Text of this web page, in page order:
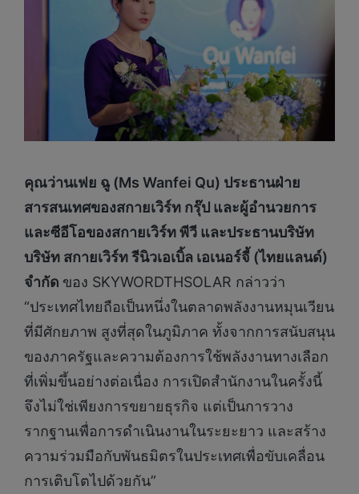
คุณว่านเฟย ฉู (Ms Wanfei Qu) ประธานฝ่าย
สารสนเทศของสกายเวิร์ท กรุ๊ป และผู้อำนวยการ
และซีอีโอของสกายเวิร์ท พีวี และประธานบริษัท
บริษัท สกายเวิร์ท รีนิวเอเบิ้ล เอเนอร์จี้ (ไทยแลนด์)
จำกัด ของ SKYWORDTHSOLAR กล่าวว่า
“ประเทศไทยถือเป็นหนึ่งในตลาดพลังงานหมุนเวียน
ที่มีศักยภาพ สูงที่สุดในภูมิภาค ทั้งจากการสนับสนุน
ของภาครัฐและความต้องการใช้พลังงานทางเลือก
ที่เพิ่มขึ้นอย่างต่อเนื่อง การเปิดสำนักงานในครั้งนี้
จึงไม่ใช่เพียงการขยายธุรกิจ แต่เป็นการวาง
รากฐานเพื่อการดำเนินงานในระยะยาว และสร้าง
ความร่วมมือกับพันธมิตรในประเทศเพื่อขับเคลื่อน
การเติบโตไปด้วยกัน”